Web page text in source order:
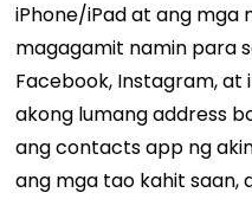
iPhone/iPad at ang mga
magagamit namin para
Facebook, Instagram, at
akong lumang address
ang contacts app ng
ang mga tao kahit saan,